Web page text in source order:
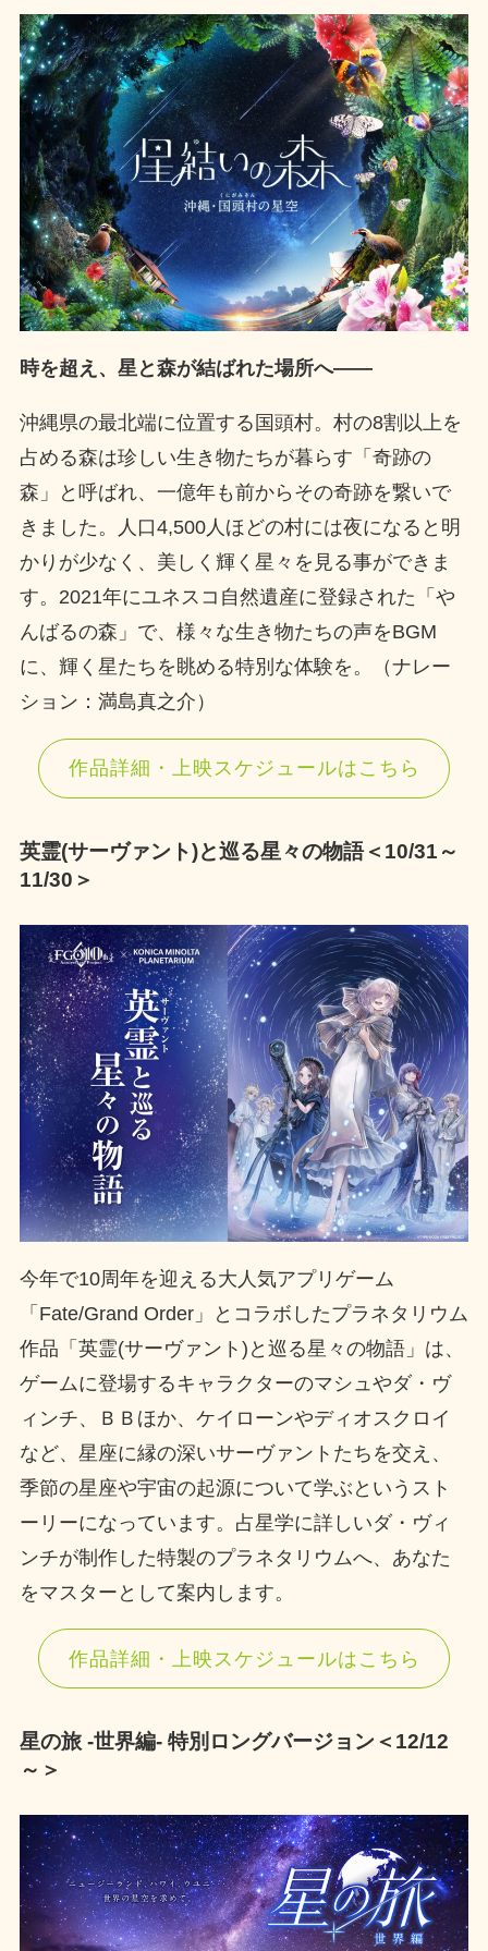
時を超え、星と森が結ばれた場所へ——
沖縄県の最北端に位置する国頭村。村の8割以上を
占める森は珍しい生き物たちが暮らす「奇跡の
森」と呼ばれ、一億年も前からその奇跡を繋いで
きました。人口4,500人ほどの村には夜になると明
かりが少なく、美しく輝く星々を見る事ができま
す。2021年にユネスコ自然遺産に登録された「や
んばるの森」で、様々な生き物たちの声をBGM
に、輝く星たちを眺める特別な体験を。（ナレー
ション：満島真之介）
作品詳細・上映スケジュールはこちら
英霊(サーヴァント)と巡る星々の物語＜10/31～
11/30＞
今年で10周年を迎える大人気アプリゲーム
「Fate/Grand Order」とコラボしたプラネタリウム
作品「英霊(サーヴァント)と巡る星々の物語」は、
ゲームに登場するキャラクターのマシュやダ・ヴ
ィンチ、ＢＢほか、ケイローンやディオスクロイ
など、星座に縁の深いサーヴァントたちを交え、
季節の星座や宇宙の起源について学ぶというスト
ーリーになっています。​占星学に詳しいダ・ヴィ
ンチが制作した特製のプラネタリウムへ、あなた
をマスターとして案内します。
作品詳細・上映スケジュールはこちら
星の旅 -世界編- 特別ロングバージョン＜12/12
～＞